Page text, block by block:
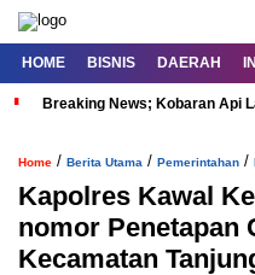
HOME BISNIS DAERAH
Breaking News; Kobaran Api
Home / Berita Utama / Pemerintahan /
Kapolres Kawal
nomor Penetapan
Kecamatan